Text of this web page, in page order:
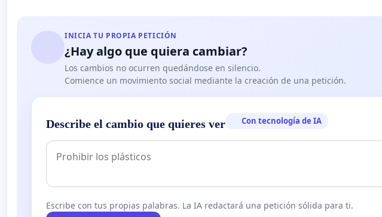
INICIA TU PROPIA PETICIÓN
¿Hay algo que quiera cambiar?
Los cambios no ocurren quedándose en silencio.
Comience un movimiento social mediante la creación de una petición.
Describe el cambio que quieres ver Con tecnología de IA
Escribe con tus propias palabras. La IA redactará una petición sólida para ti.